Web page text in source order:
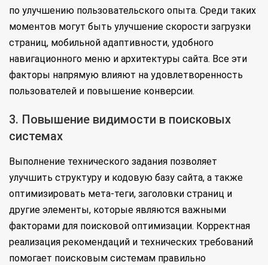
по улучшению пользовательского опыта. Среди таких
моментов могут быть улучшение скорости загрузки
страниц, мобильной адаптивности, удобного
навигационного меню и архитектуры сайта. Все эти
факторы напрямую влияют на удовлетворенность
пользователей и повышение конверсии.
3. Повышение видимости в поисковых
системах
Выполнение технического задания позволяет
улучшить структуру и кодовую базу сайта, а также
оптимизировать мета-теги, заголовки страниц и
другие элементы, которые являются важными
факторами для поисковой оптимизации. Корректная
реализация рекомендаций и технических требований
помогает поисковым системам правильно